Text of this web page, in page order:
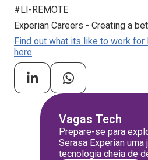
#LI-REMOTE
Experian Careers - Creating a
Find out what its like to work for
here
Vagas Tech
Prepare-se para
Serasa Experian uma
tecnologia cheia de